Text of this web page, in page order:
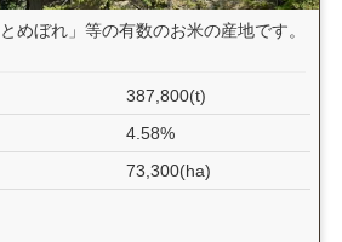
めぼれ」等の有数のお米の産地です。
387,800(t)
4.58%
73,300(ha)